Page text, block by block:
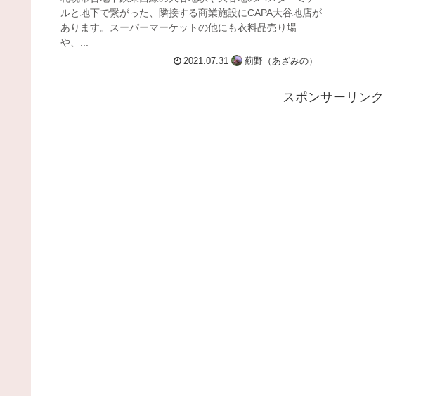
ルと地下で繋がった、隣接する商業施設にCAPA大谷地店が
あります。スーパーマーケットの他にも衣料品売り場
や、...
2021.07.31 薊野（あざみの）
スポンサーリンク